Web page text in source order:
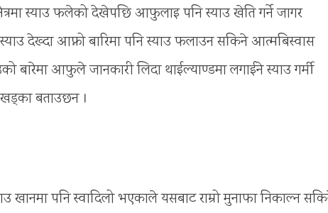
स्याउ फलेको देखेपछि आफुलाइ पनि स्याउ खेति गर्ने जागर
देख्दा आफ्नो बारिमा पनि स्याउ फलाउन सकिने आत्मबिस्वास
बारेमा आफुले जानकारी लिदा थाईल्याण्डमा लगाईने स्याउ गर्मी
बताउछन ।
खानमा पनि स्वादिलो भएकाले यसबाट राम्रो मुनाफा निकाल्न